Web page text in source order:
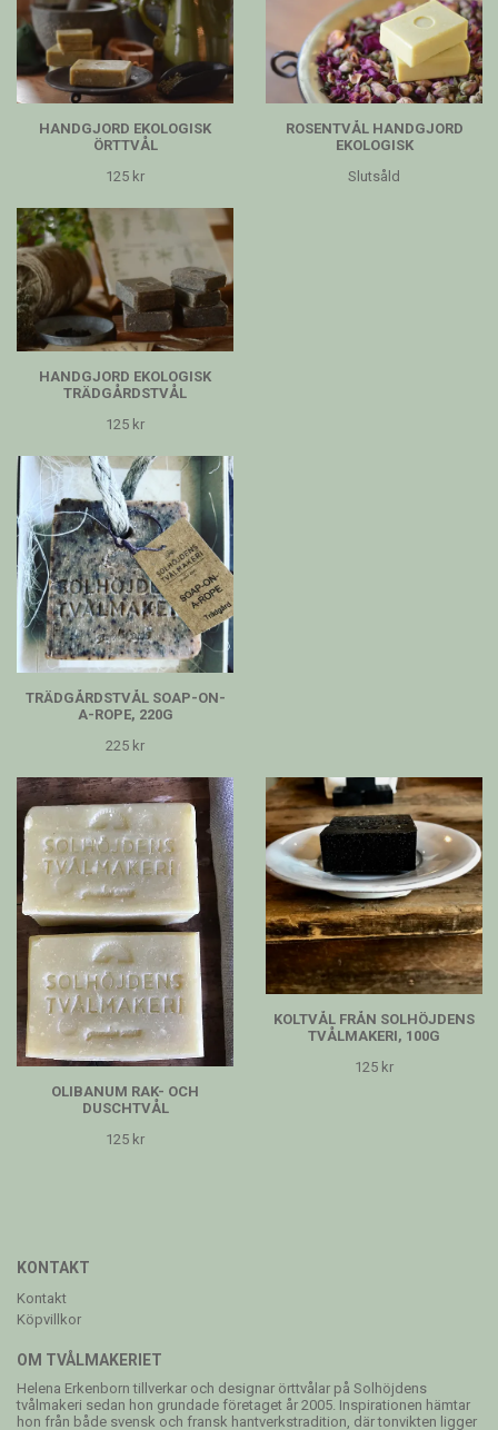
HANDGJORD EKOLOGISK
ÖRTTVÅL
125 kr
ROSENTVÅL HANDGJORD
EKOLOGISK
Slutsåld
HANDGJORD EKOLOGISK
TRÄDGÅRDSTVÅL
125 kr
TRÄDGÅRDSTVÅL SOAP-ON-
A-ROPE, 220G
225 kr
OLIBANUM RAK- OCH
DUSCHTVÅL
125 kr
KOLTVÅL FRÅN SOLHÖJDENS
TVÅLMAKERI, 100G
125 kr
KONTAKT
Kontakt
Köpvillkor
OM TVÅLMAKERIET
Helena Erkenborn tillverkar och designar örttvålar på Solhöjdens
tvålmakeri sedan hon grundade företaget år 2005. Inspirationen hämtar
hon från både svensk och fransk hantverkstradition, där tonvikten ligger